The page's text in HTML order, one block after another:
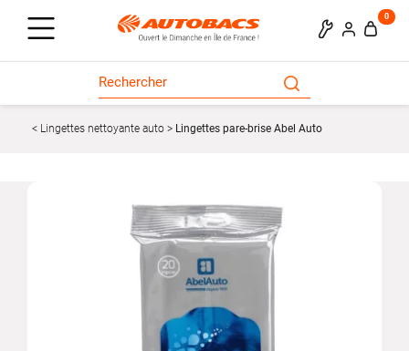
0
Lingettes nettoyante auto Lingettes pare-brise Abel Auto